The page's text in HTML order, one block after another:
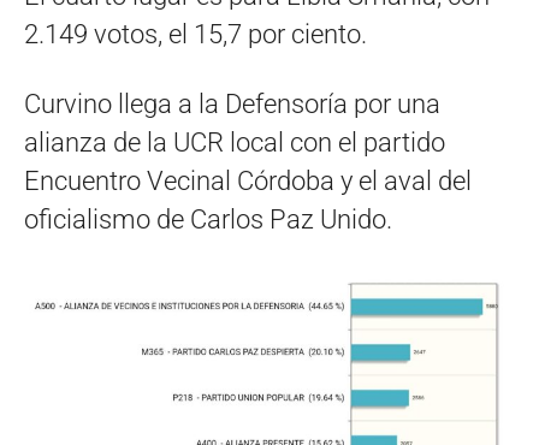
2.149 votos, el 15,7 por ciento.
Curvino llega a la Defensoría por una
alianza de la UCR local con el partido
Encuentro Vecinal Córdoba y el aval del
oficialismo de Carlos Paz Unido.